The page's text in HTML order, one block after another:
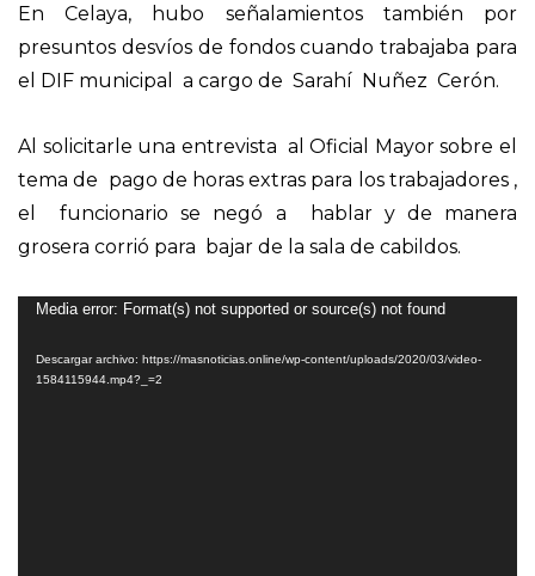
En Celaya, hubo señalamientos también por
presuntos desvíos de fondos cuando trabajaba para
el DIF municipal a cargo de Sarahí Nuñez Cerón.
Al solicitarle una entrevista al Oficial Mayor sobre el
tema de pago de horas extras para los trabajadores ,
el funcionario se negó a hablar y de manera
grosera corrió para bajar de la sala de cabildos.
Reproductor
vídeo
Media error: Format(s) not supported or source(s) not found
Descargar archivo: https://masnoticias.online/wp-content/uploads/2020/03/video-
1584115944.mp4?_=2